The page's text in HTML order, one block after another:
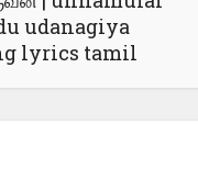
udanagiya
lyrics tamil